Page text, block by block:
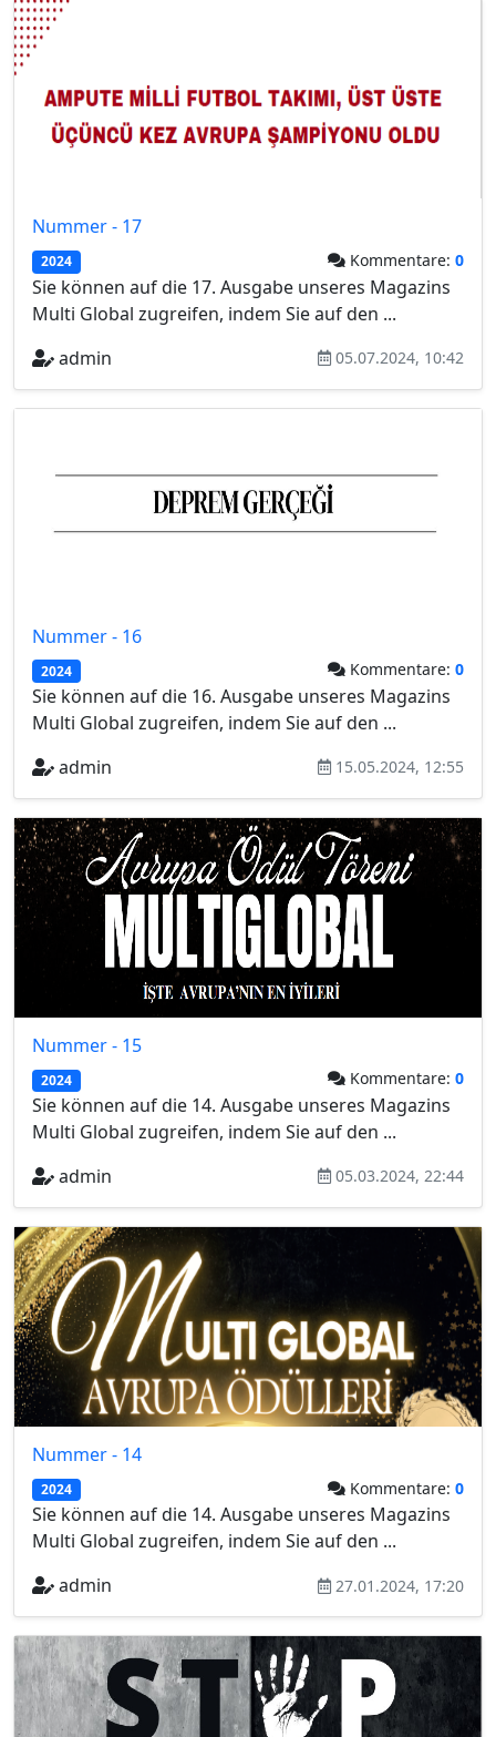
Nummer - 17
2024 Kommentare: 0
Sie können auf die 17. Ausgabe unseres Magazins
Multi Global zugreifen, indem Sie auf den ...
admin
05.07.2024, 10:42
Nummer - 16
2024 Kommentare: 0
Sie können auf die 16. Ausgabe unseres Magazins
Multi Global zugreifen, indem Sie auf den ...
admin
15.05.2024, 12:55
Nummer - 15
2024 Kommentare: 0
Sie können auf die 14. Ausgabe unseres Magazins
Multi Global zugreifen, indem Sie auf den ...
admin
05.03.2024, 22:44
Nummer - 14
2024 Kommentare: 0
Sie können auf die 14. Ausgabe unseres Magazins
Multi Global zugreifen, indem Sie auf den ...
admin
27.01.2024, 17:20